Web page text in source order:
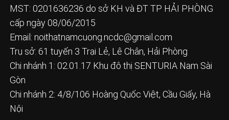
MST: 0201636236 do sở KH và ĐT TP HẢI PHÒNG
cấp ngày 08/06/2015
Email: noithatnamcuong.ncdc@gmail.com
Trụ sở: 61 tuyến 3 Trại Lẻ, Lê Chân, Hải Phòng
Chi nhánh 1: 02.01.17 Khu đô thị SENTURIA Nam Sài
Gòn
Chi nhánh 2: 4/8/106 Hoàng Quốc Việt, Cầu Giấy, Hà
Nội